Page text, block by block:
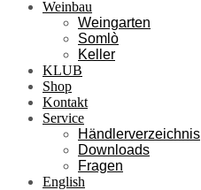
Weinbau
Weingarten
Somlò
Keller
KLUB
Shop
Kontakt
Service
Händlerverzeichnis
Downloads
Fragen
English